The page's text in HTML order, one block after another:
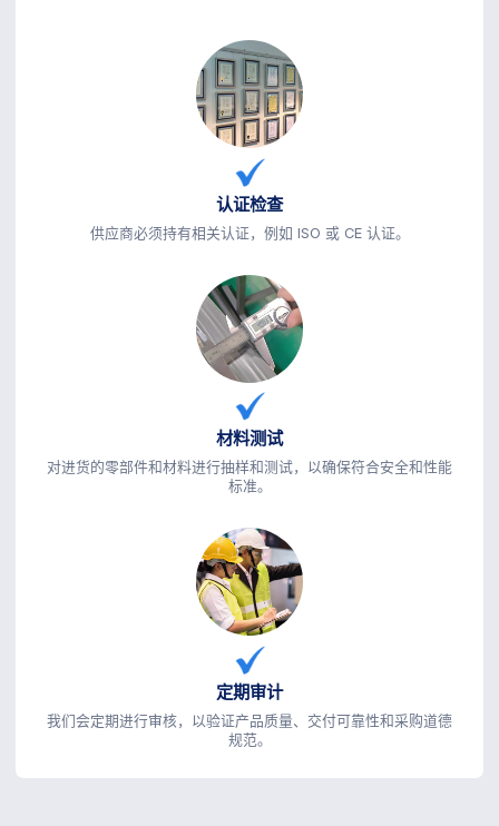
认证检查
供应商必须持有相关认证，例如 ISO 或 CE 认证。
材料测试
对进货的零部件和材料进行抽样和测试，以确保符合安全和性能
标准。
定期审计
我们会定期进行审核，以验证产品质量、交付可靠性和采购道德
规范。